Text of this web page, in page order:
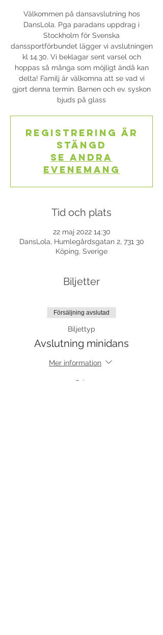
Välkommen på dansavslutning hos
DansLola. Pga paradans uppdrag i
Stockholm för Svenska
danssportförbundet lägger vi avslutningen
kl 14.30. Vi beklagar sent varsel och
hoppas så många som möjligt ändå kan
delta! Familj är välkomna att se vad vi
gjort denna termin. Barnen och ev. syskon
bjuds på glass
Registrering är
stängd
Se andra
evenemang
Tid och plats
22 maj 2022 14:30
DansLola, Humlegårdsgatan 2, 731 30
Köping, Sverige
Biljetter
Försäljning avslutad
Biljettyp
Avslutning minidans
Mer information
Pris